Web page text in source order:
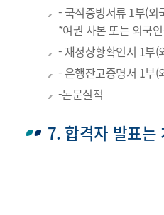
- 국적증빙서류 1부(외
*여권 사본 또는 외국
- 재정상황확인서 1부(
- 은행잔고증명서 1부(
-논문실적
7. 합격자 발표는